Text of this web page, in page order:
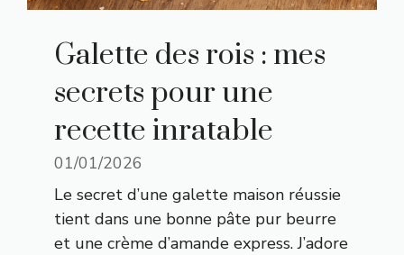
Galette des rois : mes
secrets pour une
recette inratable
01/01/2026
Le secret d’une galette maison réussie
tient dans une bonne pâte pur beurre
et une crème d’amande express. J’adore